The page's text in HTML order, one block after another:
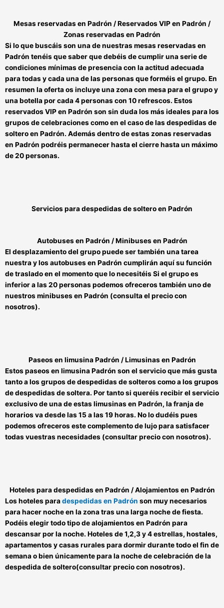
Mesas reservadas en Padrón / Reservados VIP en Padrón /
Zonas reservadas en Padrón
Si lo que buscáis son una de nuestrasmesas reservadas en
Padrón tenéis que saber que debéis de cumplir una serie de
condiciones mínimas de presencia con la actitud adecuada
para todas y cada una de las personas que forméis el grupo. En
resumen la oferta os incluye una zona con mesa para el grupo y
una botella por cada 4 personas con 10 refrescos. Estos
reservados VIP en Padrón son sin duda los más ideales para los
grupos de celebraciones como en el caso de lasdespedidas de
soltero en Padrón. Además dentro de estas zonas reservadas
en Padrón podréis permanecer hasta el cierre hasta un máximo
de 20 personas.
Servicios paradespedidas de soltero en Padrón
Autobuses en Padrón / Minibuses en Padrón
El desplazamiento del grupo puede ser también una tarea
nuestra y losautobuses en Padrón cumplirán aquí su función
de traslado en el momento que lo necesitéisSi el grupo es
inferior a las 20 personaspodemos ofreceros también uno de
nuestrosminibuses en Padrón (consulta el precio con
nosotros).
Paseos en limusina Padrón / Limusinas en Padrón
Estospaseos en limusina Padrón son el servicio que más gusta
tanto a los grupos de despedidas de solteros como a los grupos
de despedidas de soltera. Por tanto si queréis recibir el servicio
exclusivo de una de estaslimusinas en Padrón, la franja de
horarios va desde las 15 a las 19 horas. No lo dudéis pues
podemos ofreceros este complemento de lujo para satisfacer
todas vuestras necesidades (consultar precio con nosotros).
Hoteles para despedidas en Padrón / Alojamientos en Padrón
Loshoteles paradespedidas en Padrón son muy necesarios
para hacer noche en la zona tras una larga noche de fiesta.
Podéis elegir todo tipo dealojamientos en Padrón para
descansar por la noche. Hoteles de 1,2,3 y 4 estrellas, hostales,
apartamentos y casas rurales para dormir durante todo el fin de
semana o bien únicamente para la noche de celebración de la
despedida de soltero(consultar precio con nosotros).